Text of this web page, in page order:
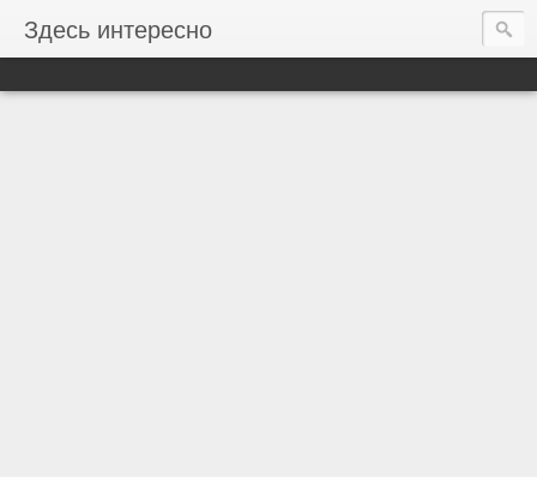
Здесь интересно